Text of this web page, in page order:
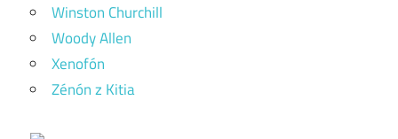
Winston Churchill
Woody Allen
Xenofón
Zénón z Kitia